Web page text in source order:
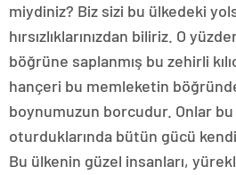
miydiniz? Biz sizi bu ülkedeki
hırsızlıklarınızdan biliriz. O
böğrüne saplanmış bu zehirli
hançeri bu memleketin
boynumuzun borcudur. Onlar
oturduklarında bütün gücü
Bu ülkenin güzel insanları,